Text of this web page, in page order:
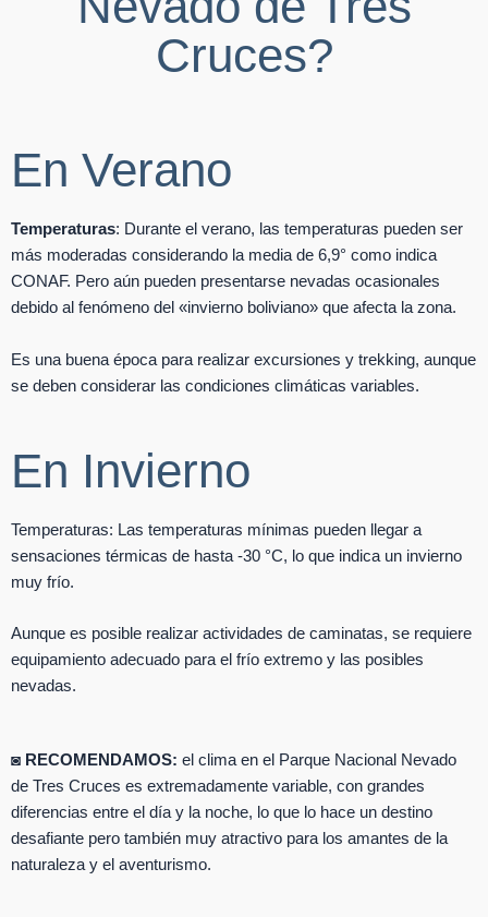
Cruces?
En Verano
Temperaturas: Durante el verano, las temperaturas pueden ser
más moderadas considerando la media de 6,9° como indica
CONAF. Pero aún pueden presentarse nevadas ocasionales
debido al fenómeno del «invierno boliviano» que afecta la zona.
Es una buena época para realizar excursiones y trekking, aunque
se deben considerar las condiciones climáticas variables.
En Invierno
Temperaturas: Las temperaturas mínimas pueden llegar a
sensaciones térmicas de hasta -30 °C, lo que indica un invierno
muy frío.
Aunque es posible realizar actividades de caminatas, se requiere
equipamiento adecuado para el frío extremo y las posibles
nevadas.
◙ RECOMENDAMOS: el clima en el Parque Nacional Nevado
de Tres Cruces es extremadamente variable, con grandes
diferencias entre el día y la noche, lo que lo hace un destino
desafiante pero también muy atractivo para los amantes de la
naturaleza y el aventurismo.